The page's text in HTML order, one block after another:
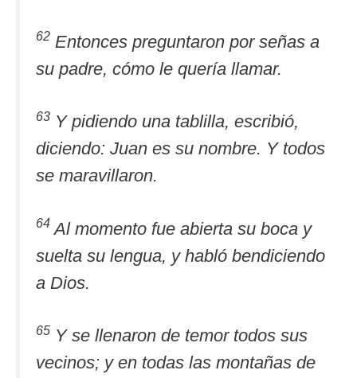
62 Entonces preguntaron por señas a
su padre, cómo le quería llamar.
63 Y pidiendo una tablilla, escribió,
diciendo: Juan es su nombre. Y todos
se maravillaron.
64 Al momento fue abierta su boca y
suelta su lengua, y habló bendiciendo
a Dios.
65 Y se llenaron de temor todos sus
vecinos; y en todas las montañas de